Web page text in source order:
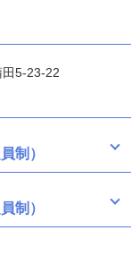
田5-23-22
制）
制）